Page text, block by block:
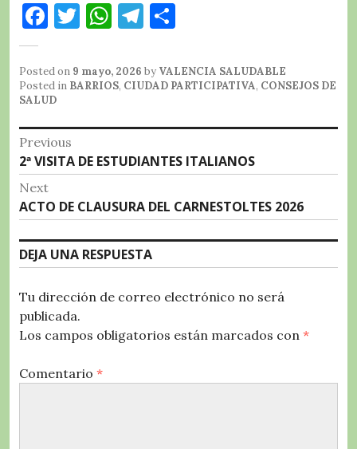
F
c
e
o
o
k
T
it
te
W
at
s
p
T
e
g
m
m
p
ir
Posted on 9 mayo, 2026 by VALENCIA SALUDABLE
Posted in BARRIOS, CIUDAD PARTICIPATIVA, CONSEJOS DE
SALUD
Navegación
de
entradas
Previous
Previous
post:
2ª VISITA DE ESTUDIANTES ITALIANOS
Next
Next
post:
ACTO DE CLAUSURA DEL CARNESTOLTES 2026
DEJA UNA RESPUESTA
Tu dirección de correo electrónico no será
publicada.
Los campos obligatorios están marcados con *
Comentario *